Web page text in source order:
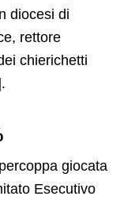
diocesi di
rettore
chierichetti
giocata
Esecutivo